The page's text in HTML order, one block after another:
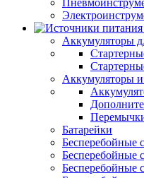
Аккумуляторы
Аккумуляторы
Батарейки
Бесперебойные
Бесперебойные
Бесперебойные